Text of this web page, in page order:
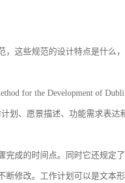
这些规范的设计特点是什么
for the Development of
划、愿景描述、功能需求表达
完成的时间点。同时它还规定
修改。工作计划可以是文本